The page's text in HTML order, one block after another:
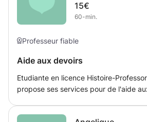
difficulté et défavorisés.
15€
60-min.
Professeur fiable
Aide aux devoirs
Etudiante en licence Histoire-
propose ses services pour de l'aide